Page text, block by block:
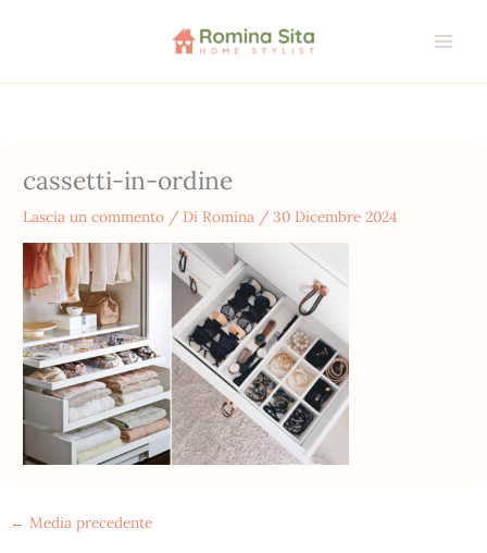
cassetti-in-ordine
Lascia un commento / Di Romina /30 Dicembre 2024
← Media precedente